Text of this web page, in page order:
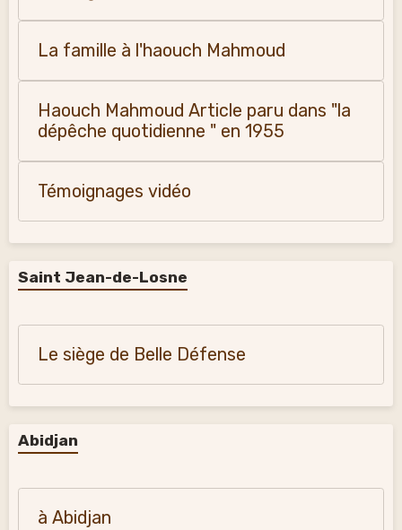
La famille à l'haouch Mahmoud
Haouch Mahmoud Article paru dans "la
dépêche quotidienne " en 1955
Témoignages vidéo
Saint Jean-de-Losne
Le siège de Belle Défense
Abidjan
à Abidjan